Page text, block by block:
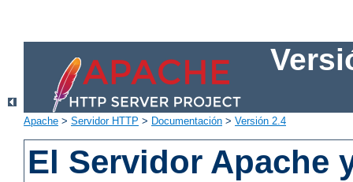
Apache > Servidor HTTP > Documentación > Versión 2.4
El Servidor Apache